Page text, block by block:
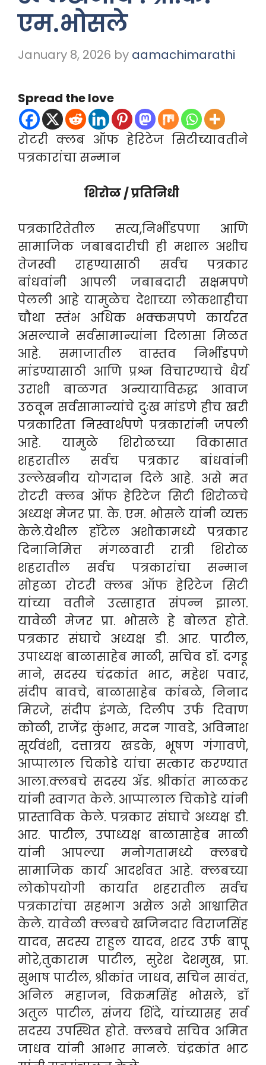
एम.भोसले
January 8, 2026 by aamachimarathi
Spread the love
रोटरी क्लब ऑफ हेरिटेज सिटीच्यावतीने
पत्रकारांचा सन्मान
शिरोळ / प्रतिनिधी
पत्रकारितेतील सत्य,निर्भीडपणा आणि
सामाजिक जबाबदारीची ही मशाल अशीच
तेजस्वी राहण्यासाठी सर्वच पत्रकार
बांधवांनी आपली जबाबदारी सक्षमपणे
पेलली आहे यामुळेच देशाच्या लोकशाहीचा
चौथा स्तंभ अधिक भक्कमपणे कार्यरत
असल्याने सर्वसामान्यांना दिलासा मिळत
आहे. समाजातील वास्तव निर्भीडपणे
मांडण्यासाठी आणि प्रश्न विचारण्याचे धैर्य
उराशी बाळगत अन्यायाविरुद्ध आवाज
उठवून सर्वसामान्यांचे दुःख मांडणे हीच खरी
पत्रकारिता निस्वार्थपणे पत्रकारांनी जपली
आहे. यामुळे शिरोळच्या विकासात
शहरातील सर्वच पत्रकार बांधवांनी
उल्लेखनीय योगदान दिले आहे. असे मत
रोटरी क्लब ऑफ हेरिटेज सिटी शिरोळचे
अध्यक्ष मेजर प्रा. के. एम. भोसले यांनी व्यक्त
केले.येथील हॉटेल अशोकामध्ये पत्रकार
दिनानिमित्त मंगळवारी रात्री शिरोळ
शहरातील सर्वच पत्रकारांचा सन्मान
सोहळा रोटरी क्लब ऑफ हेरिटेज सिटी
यांच्या वतीने उत्साहात संपन्न झाला.
यावेळी मेजर प्रा. भोसले हे बोलत होते.
पत्रकार संघाचे अध्यक्ष डी. आर. पाटील,
उपाध्यक्ष बाळासाहेब माळी, सचिव डॉ. दगडू
माने, सदस्य चंद्रकांत भाट, महेश पवार,
संदीप बावचे, बाळासाहेब कांबळे, निनाद
मिरजे, संदीप इंगळे, दिलीप उर्फ दिवाण
कोळी, राजेंद्र कुंभार, मदन गावडे, अविनाश
सूर्यवंशी, दत्तात्रय खडके, भूषण गंगावणे,
आप्पालाल चिकोडे यांचा सत्कार करण्यात
आला.क्लबचे सदस्य ॲड. श्रीकांत माळकर
यांनी स्वागत केले. आप्पालाल चिकोडे यांनी
प्रास्ताविक केले. पत्रकार संघाचे अध्यक्ष डी.
आर. पाटील, उपाध्यक्ष बाळासाहेब माळी
यांनी आपल्या मनोगतामध्ये क्लबचे
सामाजिक कार्य आदर्शवत आहे. क्लबच्या
लोकोपयोगी कार्यात शहरातील सर्वच
पत्रकारांचा सहभाग असेल असे आश्वासित
केले.यावेळी क्लबचे खजिनदार विराजसिंह
यादव, सदस्य राहुल यादव, शरद उर्फ बापू
मोरे,तुकाराम पाटील, सुरेश देशमुख, प्रा.
सुभाष पाटील, श्रीकांत जाधव, सचिन सावंत,
अनिल महाजन, विक्रमसिंह भोसले, डॉ
अतुल पाटील, संजय शिंदे, यांच्यासह सर्व
सदस्य उपस्थित होते. क्लबचे सचिव अमित
जाधव यांनी आभार मानले. चंद्रकांत भाट